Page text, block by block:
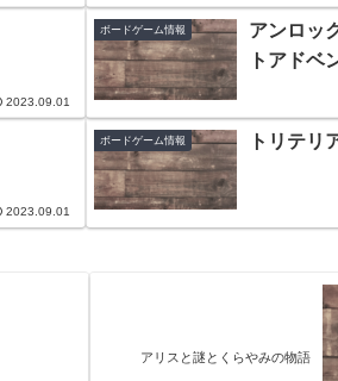
2023.09.01
ボードゲーム情報
アンロッ
トアドベ
2023.09.01
ボードゲーム情報 トリテリ
アリスと謎とくらやみの物語